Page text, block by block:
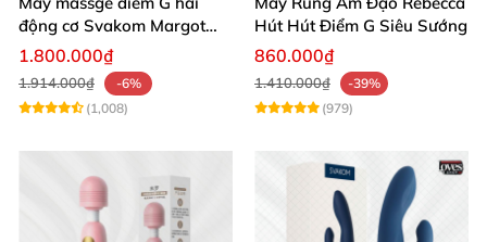
động cơ Svakom Margot
điều khiển qua app
1.800.000₫
1.914.000₫
-6%
(1,008)
Hút Hút Điểm G Siêu Sướng
860.000₫
1.410.000₫
-39%
(979)